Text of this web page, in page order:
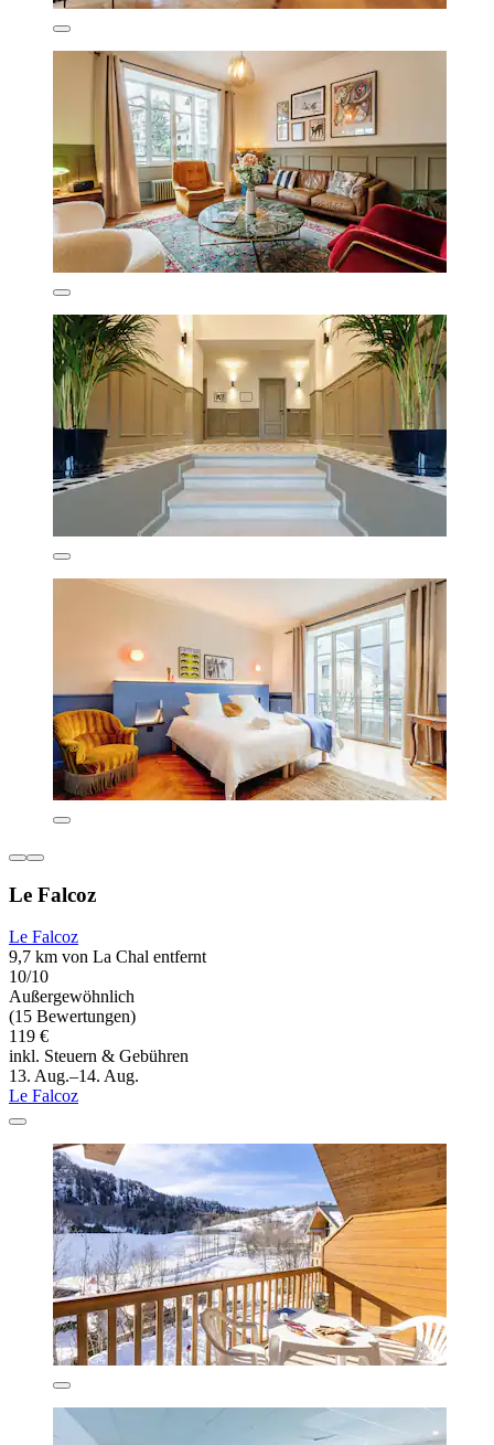
Le Falcoz
Le Falcoz
9,7 km von La Chal entfernt
10/10
Außergewöhnlich
(15 Bewertungen)
119 €
inkl. Steuern & Gebühren
13. Aug.–14. Aug.
Le Falcoz